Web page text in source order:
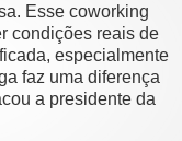
Esse coworking
condições reais de
especialmente
faz uma diferença
a presidente da